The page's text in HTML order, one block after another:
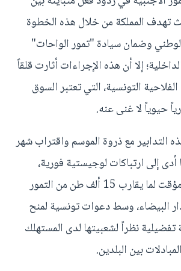
تهدف المملكة من خلال هذه الخطوة
وضمان سيادة "تمور الواحات"
إلا أن هذه الإجراءات أثارت قلقاً
التونسية، التي تعتبر السوق
حيوياً لا غنى عنه.
التدابير مع ذروة الموسم واقتراب شهر
إلى ارتباكات لوجيستية فورية،
تجلت في احتجاز مؤقت لما يقارب 15 ألف طن من التمور
البيضاء، وسط دعوات تونسية لمنح
تفضيلية نظراً لشعبيتها لدى المستهلك
بين البلدين.